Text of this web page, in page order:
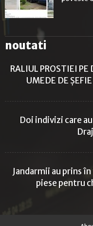
noutati
RALIUL PROSTIEI
UMEDE DE
Doi indivizi care
Jandarmii au prins
piese pentru